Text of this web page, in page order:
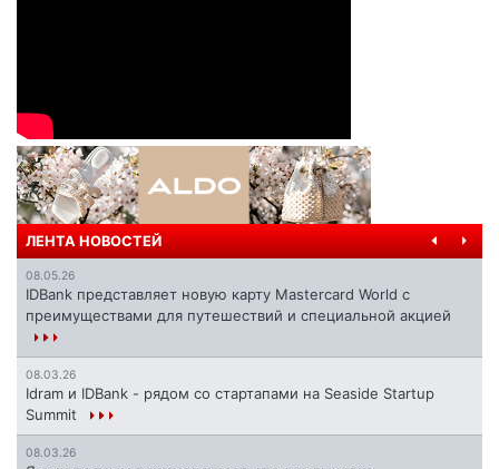
ЛЕНТА НОВОСТЕЙ
08.05.26
IDBank представляет новую карту Mastercard World с
преимуществами для путешествий и специальной акцией
08.03.26
Idram и IDBank - рядом со стартапами на Seaside Startup
Summit
08.03.26